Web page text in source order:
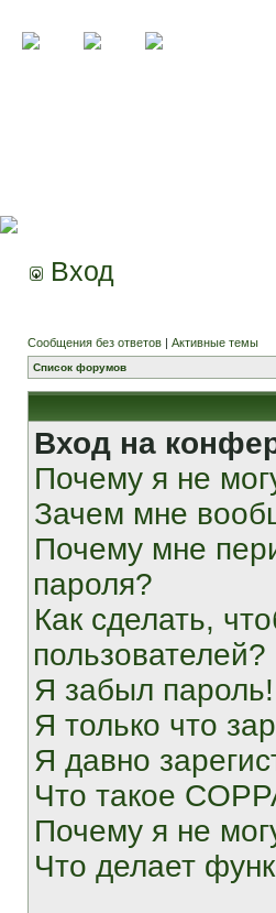
Вход
Сообщения без ответов | Активные темы
Список форумов
Вход на
Почему я не
Зачем мне
Почему мне
пароля?
Как сделать,
пользователей?
Я забыл пароль!
Я только что
Я давно
Что такое
Почему я не
Что делает